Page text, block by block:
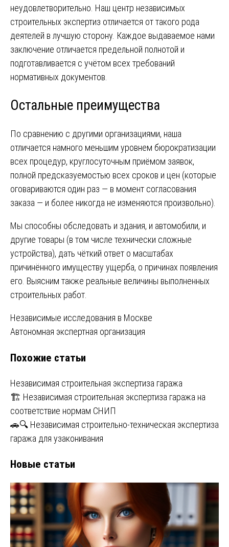
неудовлетворительно. Наш центр независимых
строительных экспертиз отличается от такого рода
деятелей в лучшую сторону. Каждое выдаваемое нами
заключение отличается предельной полнотой и
подготавливается с учётом всех требований
нормативных документов.
Остальные преимущества
По сравнению с другими организациями, наша
отличается намного меньшим уровнем бюрократизации
всех процедур, круглосуточным приёмом заявок,
полной предсказуемостью всех сроков и цен (которые
оговариваются один раз — в момент согласования
заказа — и более никогда не изменяются произвольно).
Мы способны обследовать и здания, и автомобили, и
другие товары (в том числе технически сложные
устройства), дать чёткий ответ о масштабах
причинённого имуществу ущерба, о причинах появления
его. Выясним также реальные величины выполненных
строительных работ.
Навигация
записям
Независимые исследования в Москве
Автономная экспертная организация
Похожие статьи
Независимая строительная экспертиза гаража
🏗️ Независимая строительная экспертиза гаража на
соответствие нормам СНИП
🚗🔍 Независимая строительно-техническая экспертиза
гаража для узаконивания
Новые статьи